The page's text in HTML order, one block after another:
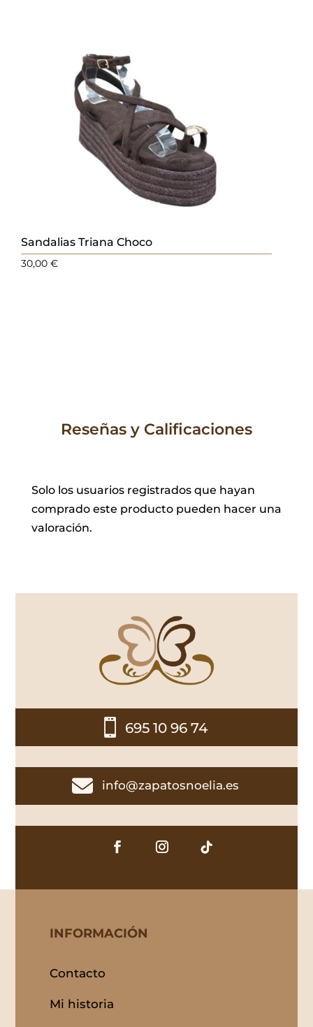
Sandalias Triana Choco
30,00€
Reseñas y Calificaciones
Solo los usuarios registrados que hayan
comprado este producto pueden hacer una
valoración.
 695 10 96 74
 info@zapatosnoelia.es
INFORMACIÓN
Contacto
Mi historia